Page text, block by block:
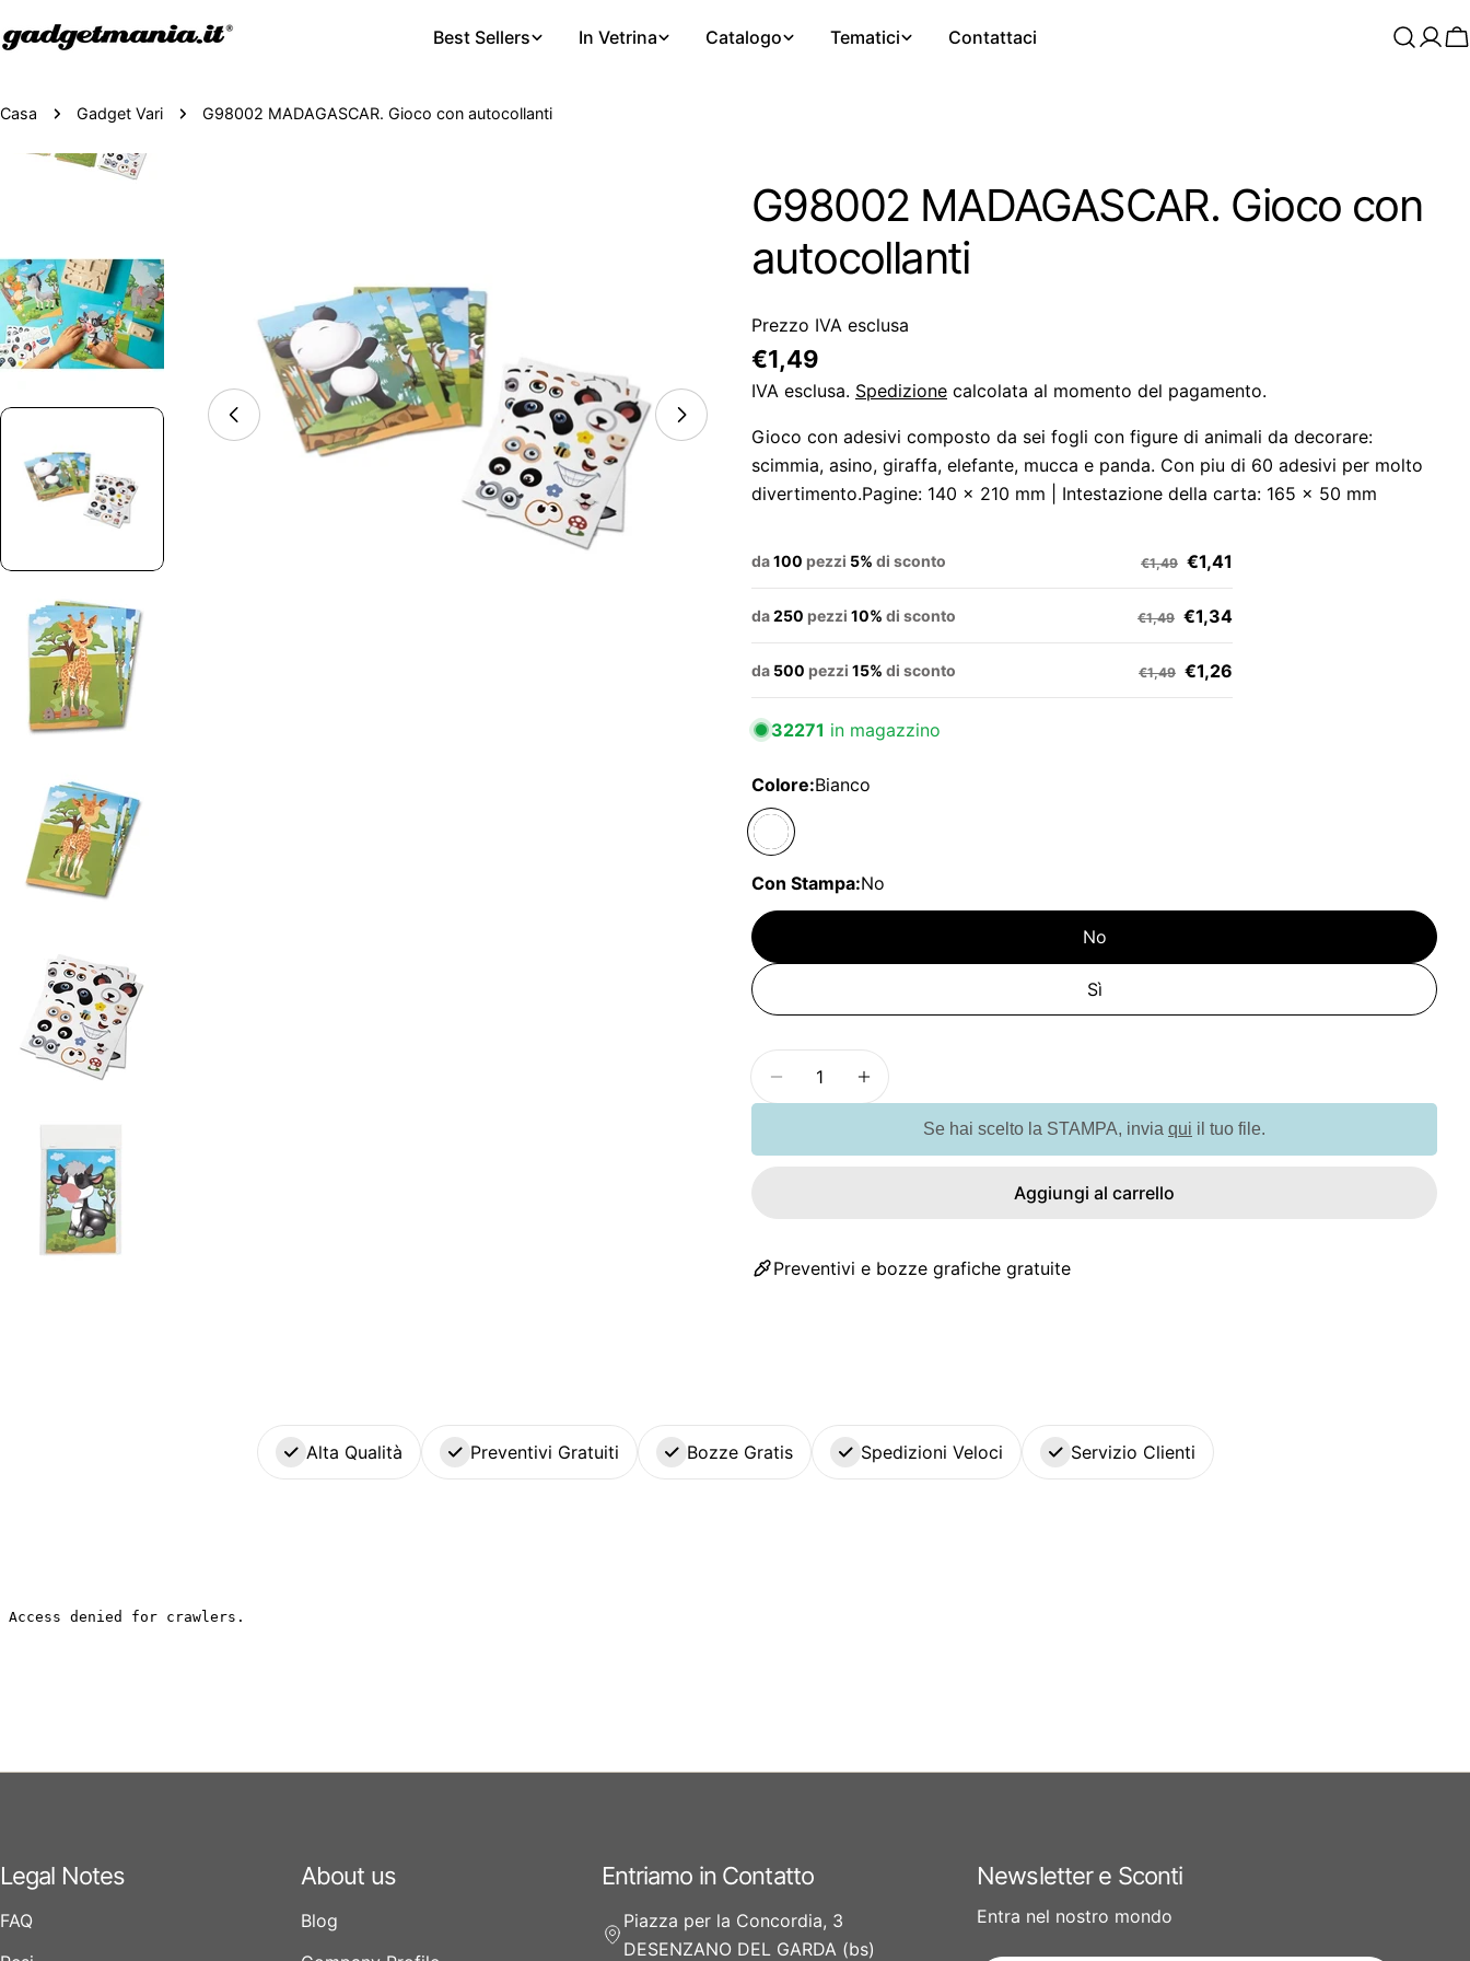
Best Sellers In Vetrina Catalogo Tematici Contattaci
Casa Gadget Vari G98002 MADAGASCAR. Gioco con autocollanti
G98002 MADAGASCAR. Gioco con
autocollanti
Prezzo IVA esclusa
Prezzo
regolare
€1,49
IVA esclusa. Spedizione calcolata al momento del pagamento.
Gioco con adesivi composto da sei fogli con figure di animali da decorare:
scimmia, asino, giraffa, elefante, mucca e panda. Con piu di 60 adesivi per molto
divertimento.Pagine: 140 x 210 mm | Intestazione della carta: 165 x 50 mm
da100 pezzi 5% di sconto €1,49 €1,41
da250 pezzi 10% di sconto €1,49 €1,34
da 500 pezzi 15% di sconto €1,49 €1,26
32271 in magazzino
Colore:Bianco
Con Stampa:No
No
Sì
Diminuisci la quantità per G98002 MADAGASCAR. Gioco con autocollanti
Aumenta la quantità per G98002 MADAGASCAR. Gioco con
Se hai scelto la STAMPA, invia qui il tuo file.
Aggiungi al carrello
Preventivi e bozze grafiche gratuite
Alta Qualità Preventivi Gratuiti Bozze Gratis Spedizioni Veloci Servizio Clienti
Legal Notes
FAQ
About us
Blog
Entriamo in Contatto
Piazza per la Concordia, 3
DESENZANO DEL GARDA (bs)
Newsletter e Sconti
Entra nel nostro mondo